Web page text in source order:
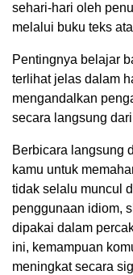
sehari-hari oleh
melalui buku teks
Pentingnya belajar
terlihat jelas dalam
mengandalkan
secara langsung
Berbicara langsung
kamu untuk
tidak selalu muncul
penggunaan idiom,
dipakai dalam
ini, kemampuan
meningkat secara